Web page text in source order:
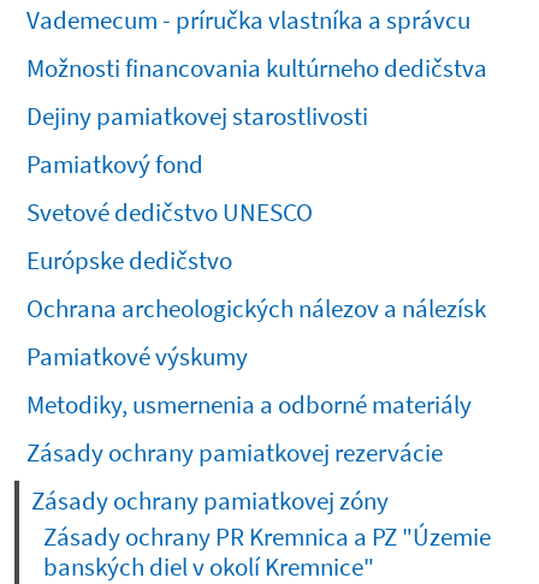
Vademecum - príručka vlastníka a správcu
Možnosti financovania kultúrneho dedičstva
Dejiny pamiatkovej starostlivosti
Pamiatkový fond
Svetové dedičstvo UNESCO
Európske dedičstvo
Ochrana archeologických nálezov a nálezísk
Pamiatkové výskumy
Metodiky, usmernenia a odborné materiály
Zásady ochrany pamiatkovej rezervácie
Zásady ochrany pamiatkovej zóny
Zásady ochrany PR Kremnica a PZ "Územie
banských diel v okolí Kremnice"